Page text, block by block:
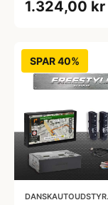
1.324,00 kr
SPAR 40%